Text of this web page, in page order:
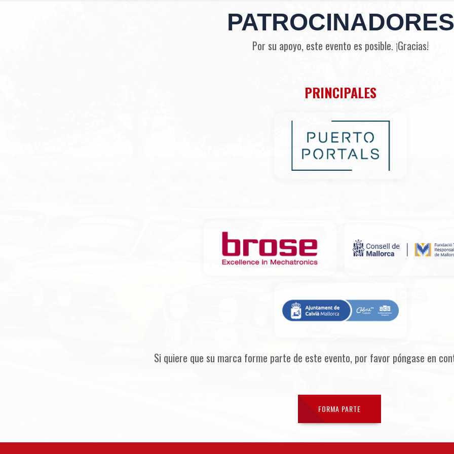
PATROCINADORES
Por su apoyo, este evento es posible. ¡Gracias!
PRINCIPALES
Si quiere que su marca forme parte de este evento, por favor póngase en
FORMA PARTE